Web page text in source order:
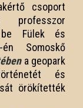
csoport
professzor
be Fülek és
-én Somoskő
a geopark
és
örökítették